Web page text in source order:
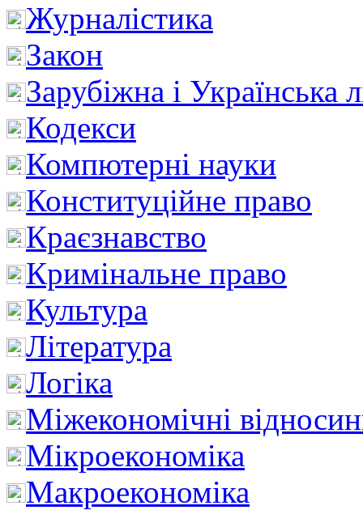
Журналістика
Закон
Зарубіжна і Українська
Кодекси
Компютерні науки
Конституційне право
Краєзнавство
Кримінальне право
Культура
Література
Логіка
Міжекономічні
Мікроекономіка
Макроекономіка